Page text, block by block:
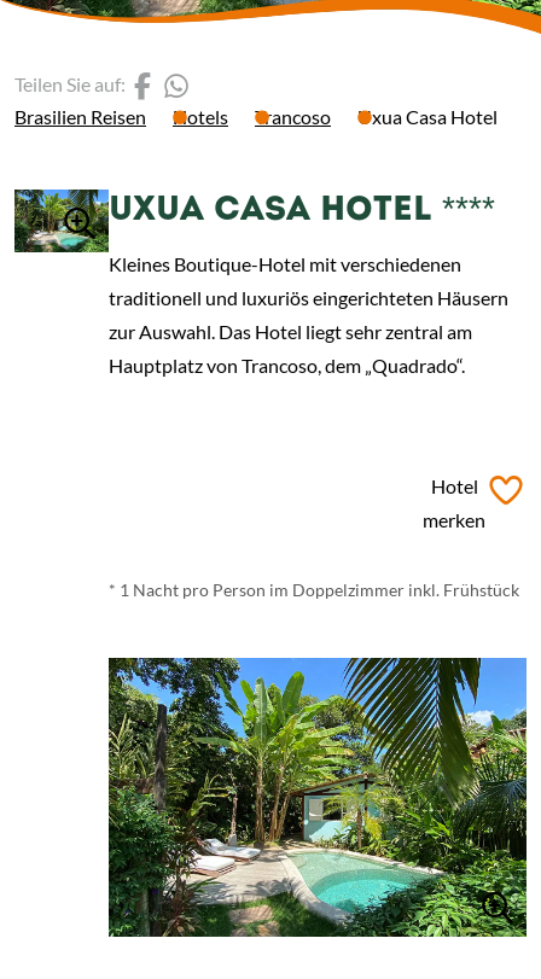
Brasilien Reisen Hotels Trancoso Uxua Casa Hotel
Teilen Sie auf: (Link öffnet einen neuen
UXUA CASA HOTEL ****
Kleines Boutique-Hotel mit verschiedenen
traditionell und luxuriös eingerichteten Häusern
zur Auswahl. Das Hotel liegt sehr zentral am
Hauptplatz von Trancoso, dem „Quadrado“.
Hotel
merken
* 1 Nacht pro Person im Doppelzimmer inkl. Frühstück